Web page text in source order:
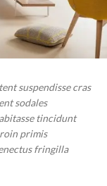
suspendisse cras
sodales
tincidunt
primis
fringilla